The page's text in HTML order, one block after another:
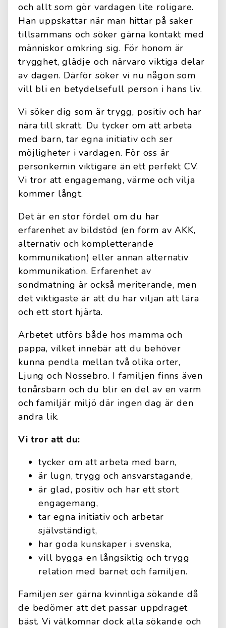
och allt som gör vardagen lite roligare.
Han uppskattar när man hittar på saker
tillsammans och söker gärna kontakt med
människor omkring sig. För honom är
trygghet, glädje och närvaro viktiga delar
av dagen. Därför söker vi nu någon som
vill bli en betydelsefull person i hans liv.
Vi söker dig som är trygg, positiv och har
nära till skratt. Du tycker om att arbeta
med barn, tar egna initiativ och ser
möjligheter i vardagen. För oss är
personkemin viktigare än ett perfekt CV.
Vi tror att engagemang, värme och vilja
kommer långt.
Det är en stor fördel om du har
erfarenhet av bildstöd (en form av AKK,
alternativ och kompletterande
kommunikation) eller annan alternativ
kommunikation. Erfarenhet av
sondmatning är också meriterande, men
det viktigaste är att du har viljan att lära
och ett stort hjärta.
Arbetet utförs både hos mamma och
pappa, vilket innebär att du behöver
kunna pendla mellan två olika orter,
Ljung och Nossebro. I familjen finns även
tonårsbarn och du blir en del av en varm
och familjär miljö där ingen dag är den
andra lik.
Vi tror att du:
tycker om att arbeta med barn,
är lugn, trygg och ansvarstagande,
är glad, positiv och har ett stort
engagemang,
tar egna initiativ och arbetar
självständigt,
har goda kunskaper i svenska,
vill bygga en långsiktig och trygg
relation med barnet och familjen.
Familjen ser gärna kvinnliga sökande då
de bedömer att det passar uppdraget
bäst. Vi välkomnar dock alla sökande och